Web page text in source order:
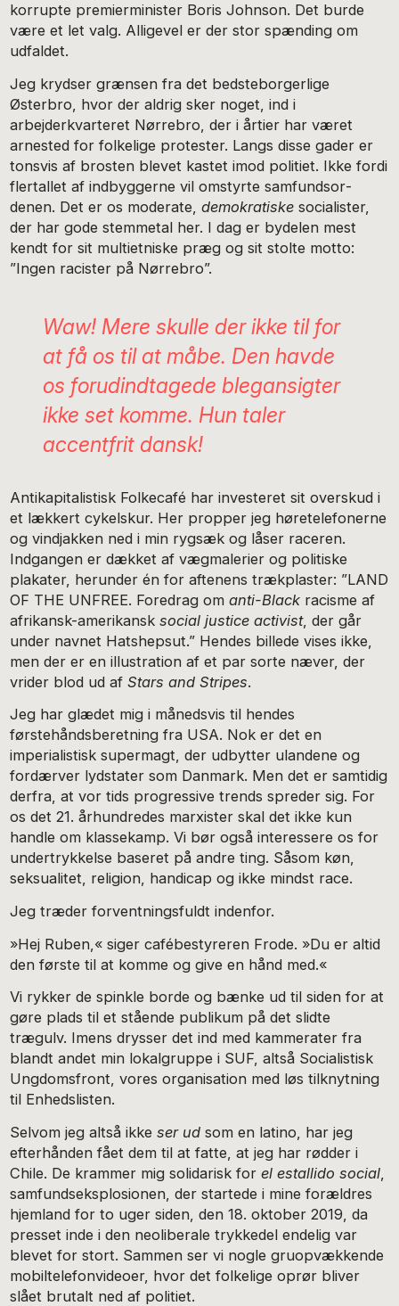
korrupte premierminister Boris Johnson. Det burde
være et let valg. Alligevel er der stor spænding om
udfaldet.
Jeg krydser grænsen fra det bedsteborgerlige
Østerbro, hvor der aldrig sker noget, ind i
arbejderkvarteret Nørrebro, der i årtier har været
arnested for folkelige protester. Langs disse gader er
tonsvis af brosten blevet kastet imod politiet. Ikke fordi
flertallet af indbyggerne vil omstyrte samfundsor­
denen. Det er os moderate,demokratiskesocialister,
der har gode stemmetal her. I dag er bydelen mest
kendt for sit mul­tietniske præg og sit stolte motto:
”Ingen racister på Nørre­bro”.
Waw! Mere skulle der ikke til for
at få os til at måbe. Den havde
os forudindtagede blegansigter
ikke set komme. Hun taler
accentfrit dansk!
Antikapitalistisk Folkecafé har investeret sit overskud i
et lækkert cykelskur. Her propper jeg høretelefonerne
og vind­jakken ned i min rygsæk og låser raceren.
Indgangen er dæk­ket af vægmalerier og politiske
plakater, herunder én for aftenens trækplaster: ”LAND
OF THE UNFREE. Foredrag omanti-Black racisme af
afrikansk-amerikansksocial justice activist, der går
under navnet Hatshepsut.” Hendes billede vises ikke,
men der er en illustration af et par sorte næver, der
vrider blod ud afStars and Stripes.
Jeg har glædet mig i månedsvis til hendes
førstehåndsbe­retning fra USA. Nok er det en
imperialistisk supermagt, der udbytter ulandene og
fordærver lydstater som Danmark. Men det er samtidig
derfra, at vor tids progressive trends spreder sig. For
os det 21. århundredes marxister skal det ikke kun
handle om klassekamp. Vi bør også interessere os for
undertrykkelse baseret på andre ting. Såsom køn,
seksu­alitet, religion, handicap og ikke mindst race.
Jeg træder forventningsfuldt indenfor.
»Hej Ruben,« siger cafébestyreren Frode. »Du er altid
den første til at komme og give en hånd med.«
Vi rykker de spinkle borde og bænke ud til siden for at
gøre plads til et stående publikum på det slidte
trægulv. Imens drysser det ind med kammerater fra
blandt andet min lokalgruppe i SUF, altså Socialistisk
Ungdomsfront, vores organisation med løs tilknytning
til Enhedslisten.
Selvom jeg altså ikkeser udsom en latino, har jeg
efterhånden fået dem til at fatte, at jeg har rødder i
Chile. De krammer mig solida­risk forel estallido social
samfundseksplosionen, der startede i mine forældres
hjemland for to uger siden, den 18. oktober 2019, da
presset inde i den neoliberale trykkedel endelig var
blevet for stort. Sammen ser vi nogle gruopvækkende
mobil­telefonvideoer, hvor det folkelige oprør bliver
slået brutalt ned af politiet.